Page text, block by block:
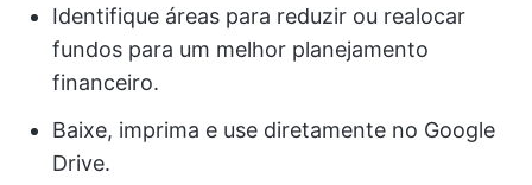
Identifique áreas para reduzir ou realocar
fundos para um melhor planejamento
financeiro.
Baixe, imprima e use diretamente no Google
Drive.